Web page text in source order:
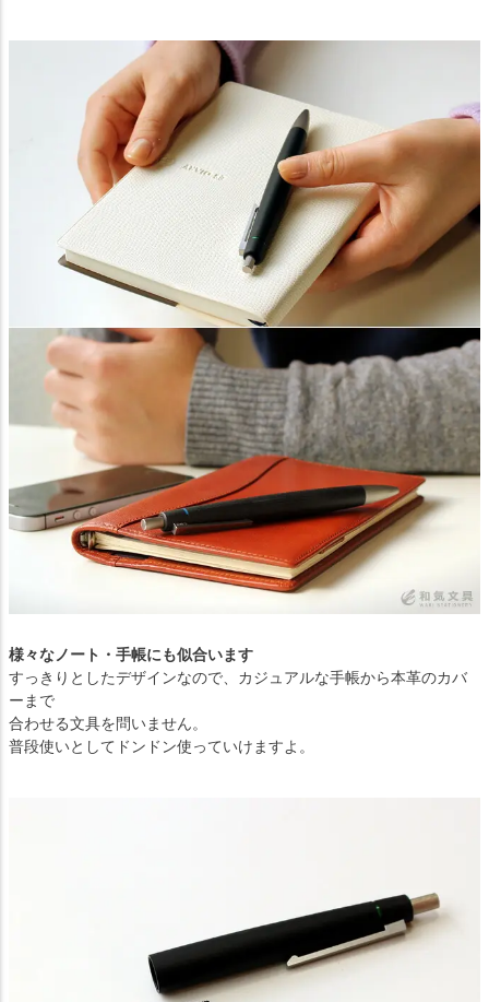
様々なノート・手帳にも似合います
すっきりとしたデザインなので、カジュアルな手帳から本革のカバ
ーまで
合わせる文具を問いません。
普段使いとしてドンドン使っていけますよ。